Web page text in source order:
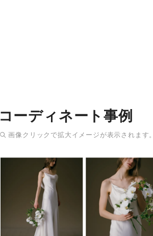
コーディネート事例
画像クリック で拡大イメージが表示されます。